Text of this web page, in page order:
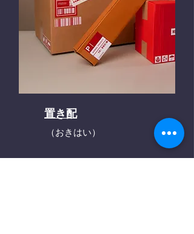
置き配
（おきはい）